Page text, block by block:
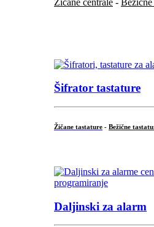
Šifrator tastature
Žičane tastature - Bežične
Daljinski za alarm